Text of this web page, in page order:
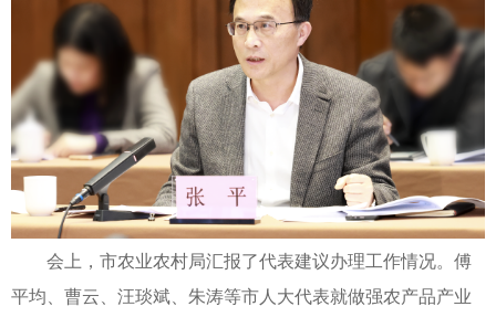
会上，市农业农村局汇报了代表建议办理工作情况。傅
平均、曹云、汪琰斌、朱涛等市人大代表就做强农产品产业